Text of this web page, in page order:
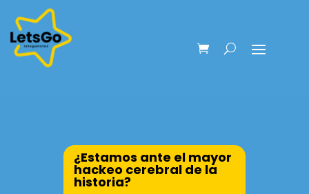
¿Estamos ante el mayor
hackeo cerebral de la
historia?